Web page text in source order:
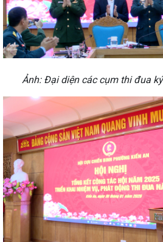
Ảnh: Đại diện các cụm thi đua